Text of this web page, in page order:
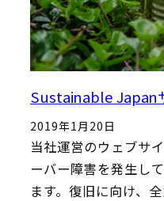
Sustainable Japan
2019年1月20日
当社運営のウェブサ
ーバー障害を発生し
ます。復旧に向け、